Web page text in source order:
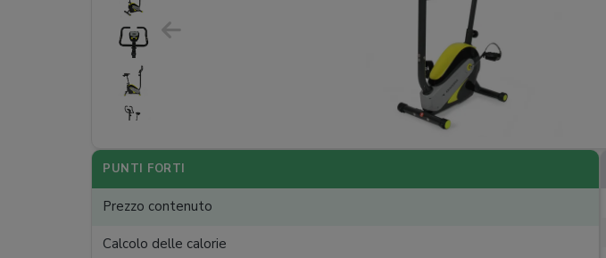
PUNTI FORTI
Prezzo contenuto
Calcolo delle calorie